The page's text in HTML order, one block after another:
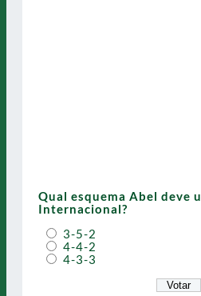
Qual esquema Abel deve
Internacional?
3-5-2
4-4-2
4-3-3